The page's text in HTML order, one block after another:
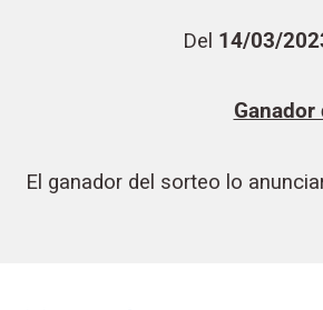
Del 14/03/
Ganador
El ganador del sorteo lo